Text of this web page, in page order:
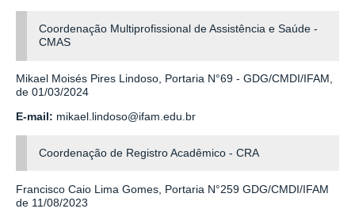
Coordenação Multiprofissional de Assistência e Saúde -
CMAS
Mikael Moisés Pires Lindoso, Portaria N°69 - GDG/CMDI/IFAM,
de 01/03/2024
E-mail: mikael.lindoso@ifam.edu.br
Coordenação de Registro Acadêmico - CRA
Francisco Caio Lima Gomes, Portaria N°259 GDG/CMDI/IFAM
de 11/08/2023